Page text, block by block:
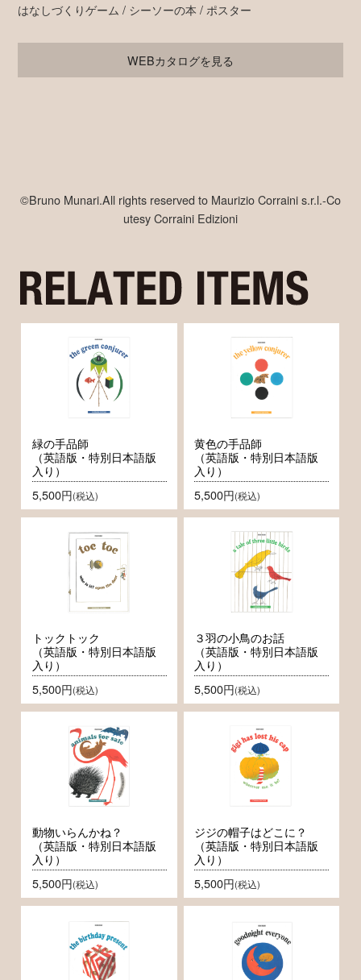
はなしづくりゲーム / シーソーの本 / ポスター
WEBカタログを見る
©Bruno Munari.All rights reserved to Maurizio Corraini s.r.l.-Co
utesy Corraini Edizioni
緑の手品師
（英語版・特別日本語版
入り）
5,500円(税込)
黄色の手品師
（英語版・特別日本語版
入り）
5,500円(税込)
トックトック
（英語版・特別日本語版
入り）
5,500円(税込)
３羽の小鳥のお話
（英語版・特別日本語版
入り）
5,500円(税込)
動物いらんかね？
（英語版・特別日本語版
入り）
5,500円(税込)
ジジの帽子はどこに？
（英語版・特別日本語版
入り）
5,500円(税込)